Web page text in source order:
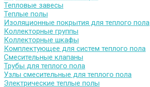
Тепловые завесы
Теплые полы
Изоляционные покрытия для теплого пола
Коллекторные группы
Коллекторные шкафы
Комплектующее для систем теплого пола
Смесительные клапаны
Трубы для теплого пола
Узлы смесительные для теплого пола
Электрические теплые полы